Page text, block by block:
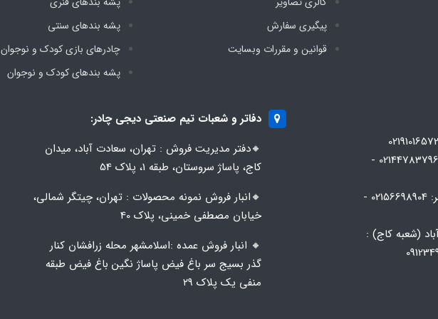
پیگیری سفارش
قوانین و مقررات وبسایت
پشه‌ بندهای سنتی
چادرهای بازی کودک و نوجوان
پشه‌ بندهای کودک و نوجوان
انبار تهران _ چیتگر : 02144783796 -
انبار تهران _ اسلامشهر: 02156698904 -
(شعبه کاج) :
دفاتر و شعبات تیم صنعتی دیجی چادر:
🔸️​​دفتر مدیریت فروش : تهران، سعادت آباد، میدان
کاج، پاساژ سروستان، طبقه 1، پلاک 54
🔸️​​انبار فروش نمونه محصولات : تهران، چیتگر شمالی،
خیابان مصطفی خمینی، پلاک 40
🔸️ انبار فروش عمده :اسلامشهر محله زرافشان کنار
گذر بسیج سر باغ فیض پاساژ نگین باغ فیض طبقه
منفی یک پلاک ۲۹